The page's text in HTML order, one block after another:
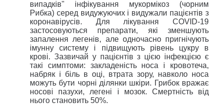
випадків" інфікування мукормікоз (чорним
Рибка) серед видужуючих і видужали пацієнтів з
коронавірусів. Для лікування COVID-19
застосовуються препарати, які зменшують
запалення легенів, але одночасно пригнічують
імунну систему і підвищують рівень цукру в
крові. Зазвичай у пацієнтів з цією інфекцією є
такі симптоми: закладеність носа і кровотеча,
набряк і біль в оці, втрата зору, навколо носа
можуть бути чорні ділянки шкіри. Грибок вражає
носові пазухи, легені і мозок. Смертність від
нього становить 50%.